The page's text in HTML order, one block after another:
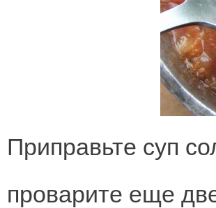
Приправьте суп
проварите еще